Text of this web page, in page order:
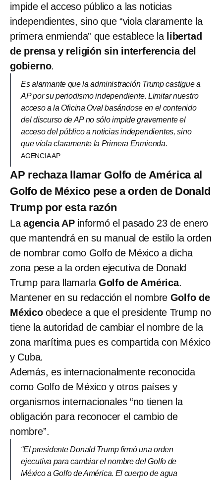
impide el acceso público a las noticias
independientes, sino que “viola claramente la
primera enmienda” que establece lalibertad
de prensa y religión sin interferencia del
gobierno.
Es alarmante que la administración Trump castigue a
AP por su periodismo independiente. Limitar nuestro
acceso a la Oficina Oval basándose en el contenido
del discurso de AP no sólo impide gravemente el
acceso del público a noticias independientes, sino
que viola claramente la Primera Enmienda.
AGENCIA AP
AP rechaza llamar Golfo de América al
Golfo de México pese a orden de Donald
Trump por esta razón
La agencia APinformó el pasado 23 de enero
que mantendrá en su manual de estilo la orden
de nombrar como Golfo de México a dicha
zona pese a la orden ejecutiva de Donald
Trump para llamarla Golfo de América.
Mantener en su redacción el nombre Golfo de
Méxicoobedece a que el presidente Trump no
tiene la autoridad de cambiar el nombre de la
zona marítima pues es compartida con México
y Cuba.
Además, es internacionalmente reconocida
como Golfo de México y otros países y
organismos internacionales “no tienen la
obligación para reconocer el cambio de
nombre”.
“El presidente Donald Trump firmó una orden
ejecutiva para cambiar el nombre del Golfo de
México a Golfo de América. El cuerpo de agua